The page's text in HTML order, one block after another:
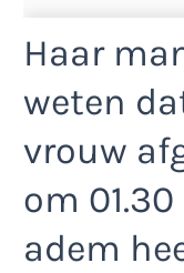
Haar
weten
vrouw
om
adem